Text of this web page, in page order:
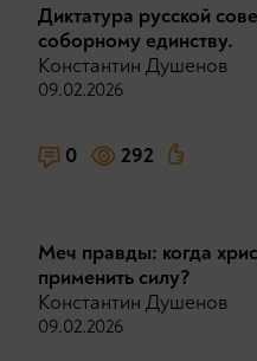
Диктатура русской
соборному единству.
Константин Душенов
09.02.2026
0 292
Меч правды: когда
применить силу?
Константин Душенов
09.02.2026